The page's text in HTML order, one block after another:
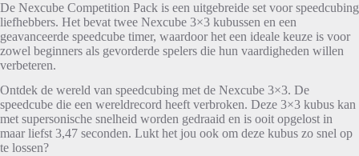
De Nexcube Competition Pack is een uitgebreide set voor speedcubing
liefhebbers. Het bevat twee Nexcube 3×3 kubussen en een
geavanceerde speedcube timer, waardoor het een ideale keuze is voor
zowel beginners als gevorderde spelers die hun vaardigheden willen
verbeteren.
Ontdek de wereld van speedcubing met de Nexcube 3×3. De
speedcube die een wereldrecord heeft verbroken. Deze 3×3 kubus kan
met supersonische snelheid worden gedraaid en is ooit opgelost in
maar liefst 3,47 seconden. Lukt het jou ook om deze kubus zo snel op
te lossen?